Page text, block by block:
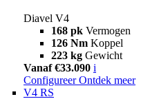
Diavel V4
168 pk Vermogen
126 Nm Koppel
223 kg Gewicht
Vanaf €33.090 i
Configureer Ontdek meer
V4 RS